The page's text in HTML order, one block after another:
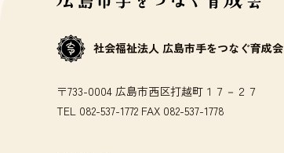
社会福祉法人 広島市手をつなぐ育成会
〒733-0004 広島市西区打越町１７－２７
TEL 082-537-1772 FAX 082-537-1778